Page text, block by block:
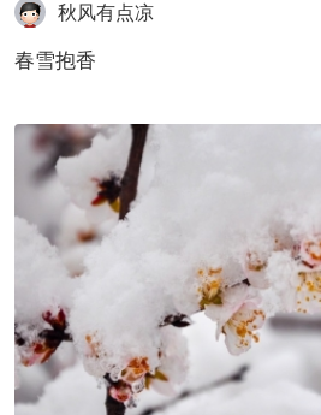
秋风有点凉
春雪抱香